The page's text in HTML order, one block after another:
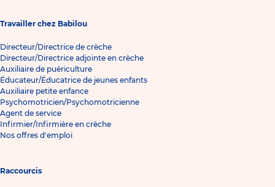
Travailler chez Babilou
Directeur/Directrice de crèche
Directeur/Directrice adjointe en crèche
Auxiliaire de puériculture
Éducateur/Éducatrice de jeunes enfants
Auxiliaire petite enfance
Psychomotricien/Psychomotricienne
Agent de service
Infirmier/Infirmière en crèche
Nos offres d'emploi
Raccourcis